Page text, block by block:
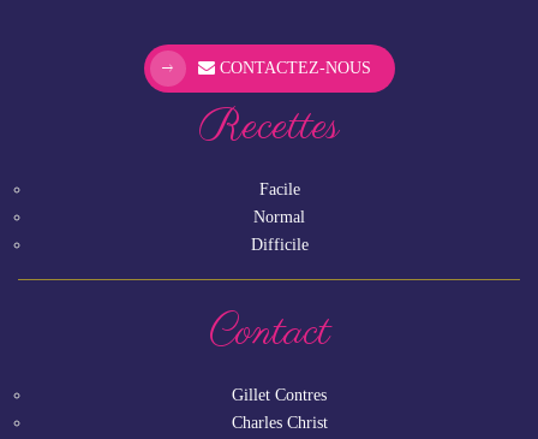
CONTACTEZ-NOUS
Recettes
Facile
Normal
Difficile
Contact
Gillet Contres
Charles Christ